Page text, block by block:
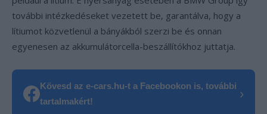
további intézkedéseket vezetett be, garantálva, hogy a
lítiumot közvetlenül a bányákból szerzi be és onnan
egyenesen az akkumulátorcella-beszállítókhoz juttatja.
Kövesd az e-cars.hu-t a Facebookon is, további
tartalmakért!
›